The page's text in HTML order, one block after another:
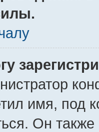
имя, под
Он